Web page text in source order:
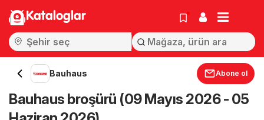
Kataloglar
Bauhaus Abone ol
Bauhaus broşürü (09 Mayıs 2026 - 05